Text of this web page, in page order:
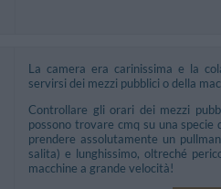
La camera era carinissima e la
servirsi dei mezzi pubblici o della
Controllare gli orari dei mezzi
possono trovare cmq su una
prendere assolutamente un
salita) e lunghissimo, oltreché
macchine a grande velocità!